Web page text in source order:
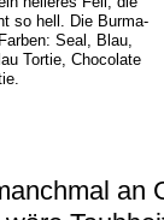
so hell. Die Burma-
Seal, Blau,
Tortie, Chocolate
an